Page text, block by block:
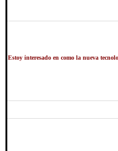
Estoy interesado en como la nueva